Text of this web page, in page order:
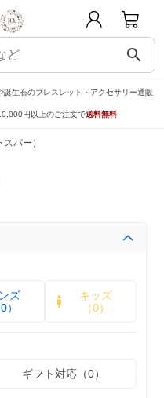
search
生石のブレスレット・アクセサリー通販
円以上のご注文で送料無料
パー）
ズ
0）
キッズ
（0）
ギフト対応（0）